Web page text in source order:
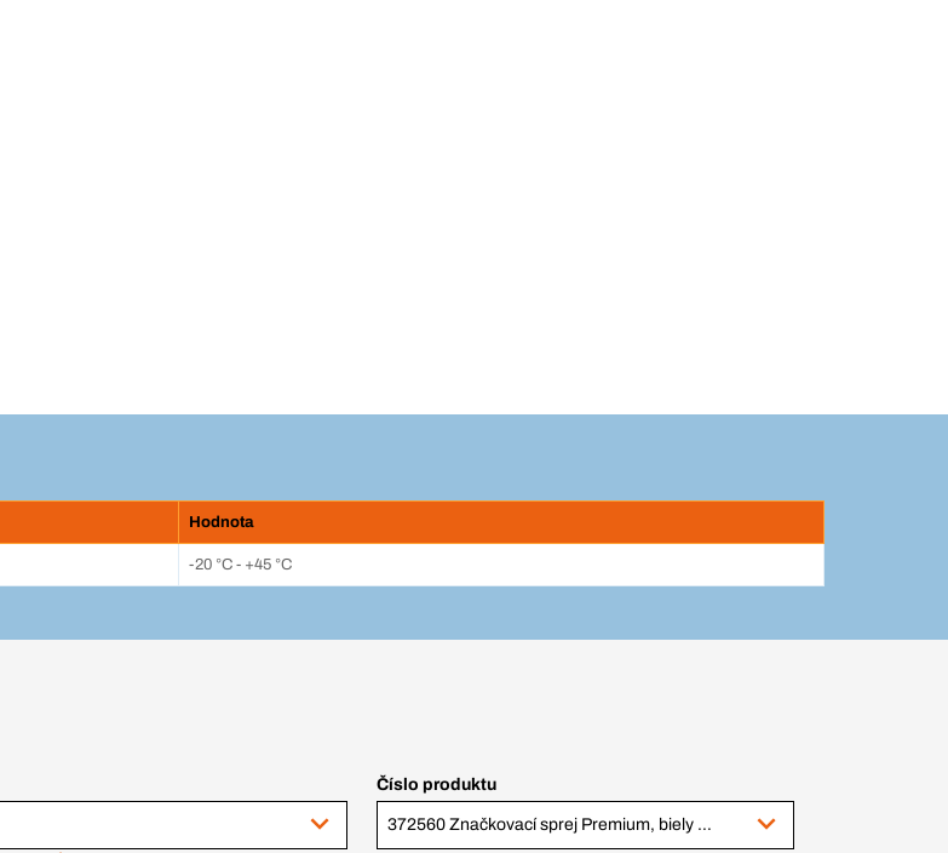
Hodnota
-20 °C - +45 °C
Číslo produktu
372560 Značkovací sprej Premium, biely 500 ml